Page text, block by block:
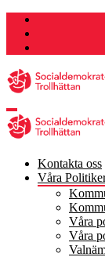
Hoppa
innehåll
Kontakta oss
Våra
Våra
Våra